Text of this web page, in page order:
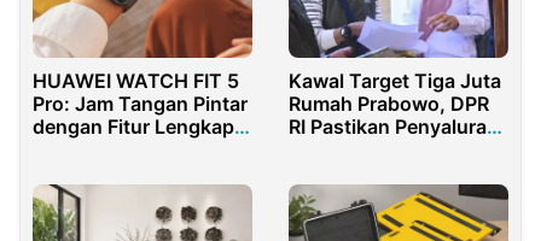
HUAWEI WATCH FIT 5
Pro: Jam Tangan Pintar
dengan Fitur Lengkap
Kawal Target Tiga Juta
Rumah Prabowo, DPR
RI Pastikan Penyaluran